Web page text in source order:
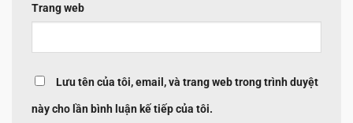
Trang web
Lưu tên của tôi, email, và trang web trong trình duyệt
này cho lần bình luận kế tiếp của tôi.